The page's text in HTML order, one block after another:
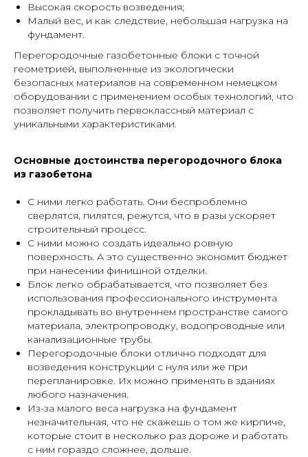
Высокая скорость возведения;
Малый вес, и как следствие, небольшая нагрузка на
фундамент.
Перегородочные газобетонные блоки с точной
геометрией, выполненные из экологически
безопасных материалов на современном немецком
оборудовании с применением особых технологий, что
позволяет получить первоклассный материал с
уникальными характеристиками.
Основные достоинства перегородочного блока
из газобетона
С ними легко работать. Они беспроблемно
сверлятся, пилятся, режутся, что в разы ускоряет
строительный процесс.
С ними можно создать идеально ровную
поверхность. А это существенно экономит бюджет
при нанесении финишной отделки.
Блок легко обрабатывается, что позволяет без
использования профессионального инструмента
прокладывать во внутреннем пространстве самого
материала, электропроводку, водопроводные или
канализационные трубы.
Перегородочные блоки отлично подходят для
возведения конструкции с нуля или же при
перепланировке. Их можно применять в зданиях
любого назначения.
Из-за малого веса нагрузка на фундамент
незначительная, что не скажешь о том же кирпиче,
которые стоит в несколько раз дороже и работать
с ним гораздо сложнее, дольше.